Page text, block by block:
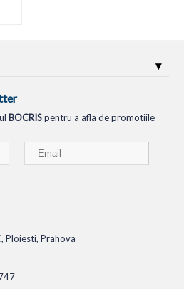
BOCRISpentru a afla de promotiile
Ploiesti, Prahova